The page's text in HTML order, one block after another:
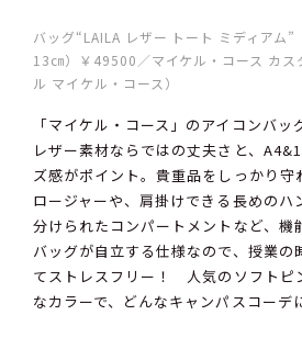
バッグ“LAILA レザー トート ミディア
13㎝）￥49500／マイケル・コース カス
ル マイケル・コース）
「マイケル・コース」のアイコンバッ
レザー素材ならではの丈夫さと、
ズ感がポイント。貴重品をしっかり守
ロージャーや、肩掛けできる長めのハ
分けられたコンパートメントなど、機
バッグが自立する仕様なので、授業の
てストレスフリー！ 人気のソフトピ
なカラーで、どんなキャンパスコーデ